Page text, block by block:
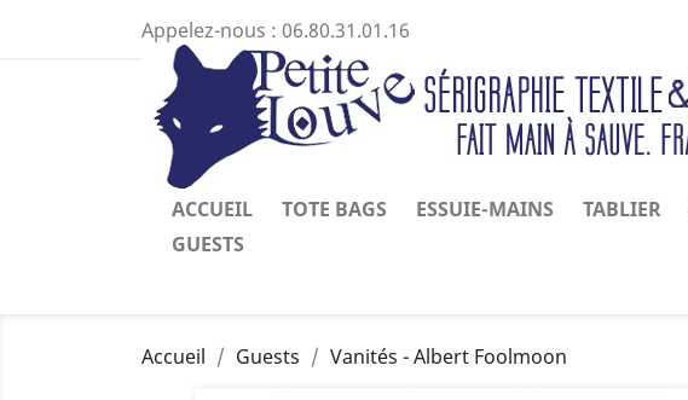
Appelez-nous : 06.80.31.01.16
ACCUEIL TOTE BAGS ESSUIE-MAINS TABLIER
GUESTS
Accueil Guests Vanités - Albert Foolmoon